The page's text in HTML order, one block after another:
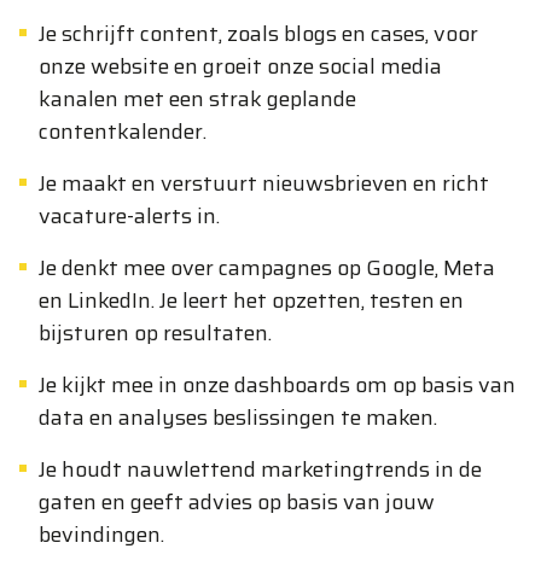
Je schrijft content, zoals blogs en cases, voor
onze website en groeit onze social media
kanalen met een strak geplande
contentkalender.
Je maakt en verstuurt nieuwsbrieven en richt
vacature-alerts in.
Je denkt mee over campagnes op Google, Meta
en LinkedIn. Je leert het opzetten, testen en
bijsturen op resultaten.
Je kijkt mee in onze dashboards om op basis van
data en analyses beslissingen te maken.
Je houdt nauwlettend marketingtrends in de
gaten en geeft advies op basis van jouw
bevindingen.